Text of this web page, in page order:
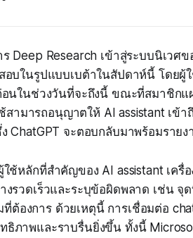
ร Deep Research เข้าสู่ระบบนิเว
อบในรูปแบบเบต้าในสัปดาห์นี้ โดยผู้
อนในช่วงวันที่จะถึงนี้ ขณะที่สมาชิกแ
สามารถอนุญาตให้ AI assistant เข้
ChatGPT จะตอบกลับมาพร้อมราย
ช้หลักที่สำคัญของ AI assistant เครื่
รวดเร็วและระบุข้อผิดพลาด เช่น จุ
ต้องการ ด้วยเหตุนี้ การเชื่อมต่อ
ธิภาพและราบรื่นยิ่งขึ้น ทั้งนี้